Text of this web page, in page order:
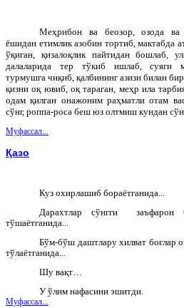
Меҳрибон ва беозор, озода ва
ёшидан етимлик азобин тортиб, мактабда
ўқиган, қизалоқлик пайтидан бошлаб,
далаларида тер тўкиб ишлаб, суяги
турмушга чиқиб, қалбининг азизи билан
қизни оқ ювиб, оқ тараган, меҳр ила
одам қилган онажоним раҳматли отам
сўнг, роппа-роса беш юз олтмиш кундан
Муфассал...
Қазо
Куз охирлашиб бораётганида...
Дарахтлар сўнгги заъфарон
тўшаётганида...
Бўм-бўш даштлару хилват боғлар
тўлаётганида...
Шу вақт…
У ўлим нафасини эшитди.
Муфассал...